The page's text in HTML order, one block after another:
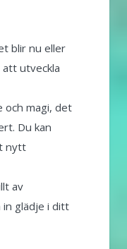
blir nu eller
utveckla
och magi, det
Du kan
nytt
av
glädje i ditt